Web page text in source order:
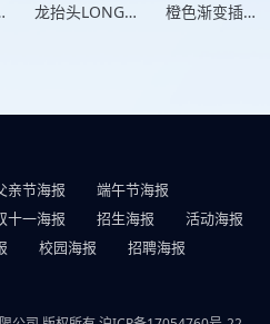
TOU 龙抬头LONG TAI TOU 橙色渐变插画风格愿君如龙乘风而上竖版二月二龙抬头海报
亲节海报
端午节海报
十一海报 招生海报
活动海报
校园海报
招聘海报